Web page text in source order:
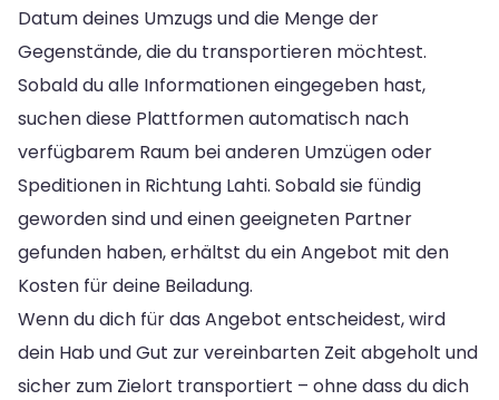
Datum deines Umzugs und die Menge der
Gegenstände, die du transportieren möchtest.
Sobald du alle Informationen eingegeben hast,
suchen diese Plattformen automatisch nach
verfügbarem Raum bei anderen Umzügen oder
Speditionen in Richtung Lahti. Sobald sie fündig
geworden sind und einen geeigneten Partner
gefunden haben, erhältst du ein Angebot mit den
Kosten für deine Beiladung.
Wenn du dich für das Angebot entscheidest, wird
dein Hab und Gut zur vereinbarten Zeit abgeholt und
sicher zum Zielort transportiert – ohne dass du dich